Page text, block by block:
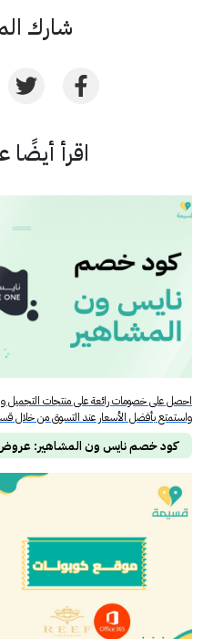
شارك
اقرأ
احصل على خصومات رائعة على منتجات التجميل
واستمتع بأفضل الأسعار عند التسوق من خلال
كود خصم نايس ون المشاهير: